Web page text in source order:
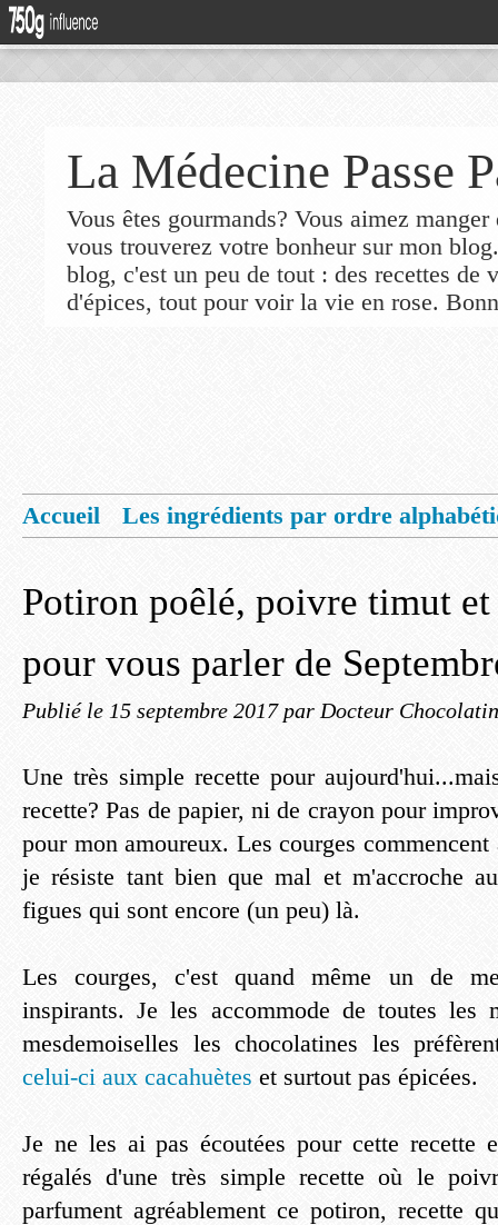
La Médecine Passe
Vous êtes gourmands? Vous aimez
vous trouverez votre bonheur sur mon
blog, c'est un peu de tout : des recettes de
d'épices, tout pour voir la vie en rose.
Accueil
Les ingrédients par ordre
Potiron poêlé, poivre timut et
pour vous parler de
Publié le 15 septembre 2017 par Docteur
Une très simple recette pour
recette? Pas de papier, ni de crayon pour
pour mon amoureux. Les courges
je résiste tant bien que mal et m'accroche
figues qui sont encore (un peu) là.
Les courges, c'est quand même un de
inspirants. Je les accommode de toutes les
mesdemoiselles les chocolatines les
celui-ci aux cacahuètes et surtout pas épicées.
Je ne les ai pas écoutées pour cette recette
régalés d'une très simple recette où le
parfument agréablement ce potiron, recette